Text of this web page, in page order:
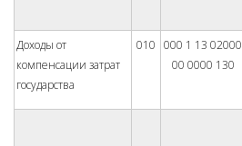
Доходы от
компенсации затрат
государства
010 000 1 13 02000
00 0000 130